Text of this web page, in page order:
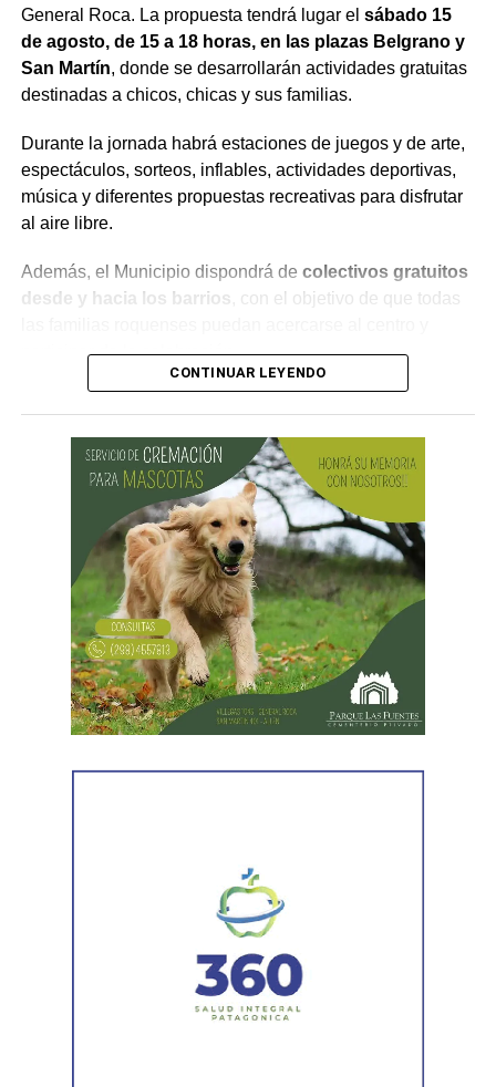
General Roca. La propuesta tendrá lugar el sábado 15
de agosto, de 15 a 18 horas, en las plazas Belgrano y
San Martín, donde se desarrollarán actividades gratuitas
destinadas a chicos, chicas y sus familias.
Durante la jornada habrá estaciones de juegos y de arte,
espectáculos, sorteos, inflables, actividades deportivas,
música y diferentes propuestas recreativas para disfrutar
al aire libre.
Además, el Municipio dispondrá de colectivos gratuitos
desde y hacia los barrios , con el objetivo de que todas
participar de la celebración.
¿Por qué se celebra el Día de las
Infancias?
La conmemoración tiene su origen en una
recomendación realizada por la Organización de las
Naciones Unidas (ONU) en 1954, mediante la cual se
propuso que los países destinaran una jornada para
promover la fraternidad entre niños y niñas y concientizar
sobre su derecho a la salud, la educación y la protección.
En Argentina, esta celebración comenzó a realizarse en
1960 con actividades sociales y culturales destinadas a
promover el bienestar de la niñez en todo el país.
¿Por qué se habla de infancias?
atraviesan niños y niñas. La expresión busca visibilizar
las distintas condiciones sociales, culturales y
económicas, así como las diferentes oportunidades de
acceso a sus derechos.
CONTINUAR LEYENDO